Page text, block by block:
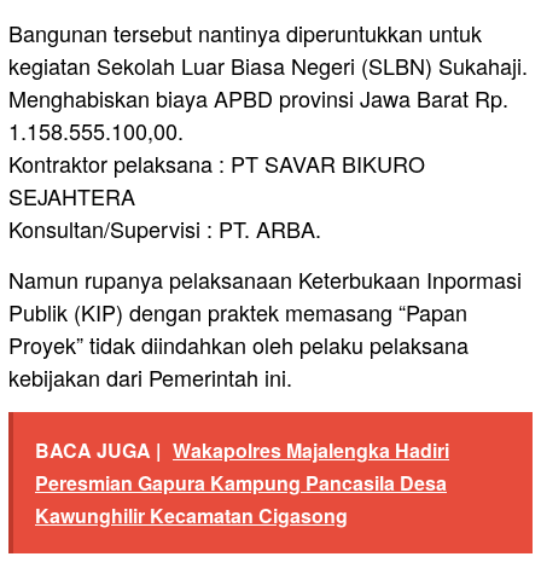
Bangunan tersebut nantinya diperuntukkan untuk
kegiatan Sekolah Luar Biasa Negeri (SLBN) Sukahaji.
Menghabiskan biaya APBD provinsi Jawa Barat Rp.
1.158.555.100,00.
Kontraktor pelaksana : PT SAVAR BIKURO
SEJAHTERA
Konsultan/Supervisi : PT. ARBA.
Namun rupanya pelaksanaan Keterbukaan Inpormasi
Publik (KIP) dengan praktek memasang “Papan
Proyek” tidak diindahkan oleh pelaku pelaksana
kebijakan dari Pemerintah ini.
BACA JUGA | Wakapolres Majalengka Hadiri
Peresmian Gapura Kampung Pancasila Desa
Kawunghilir Kecamatan Cigasong